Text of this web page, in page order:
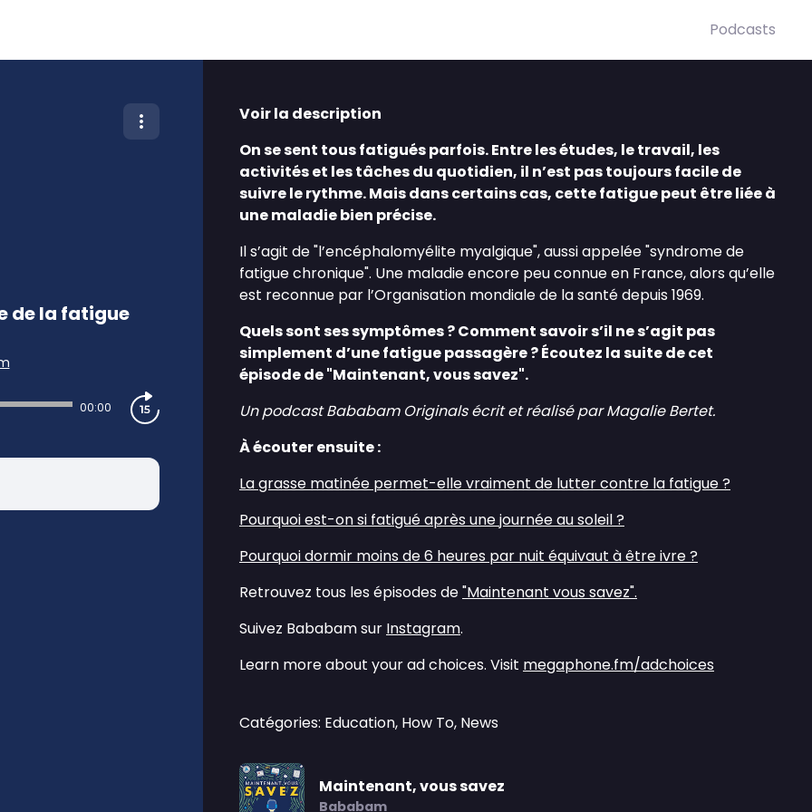
Podcasts
de la fatigue
00:00
Voir la description
On se sent tous fatigués parfois. Entre les études, le travail, les
activités et les tâches du quotidien, il n’est pas toujours facile de
suivre le rythme. Mais dans certains cas, cette fatigue peut être liée à
une maladie bien précise.
Il s’agit de "l’encéphalomyélite myalgique", aussi appelée "syndrome de
fatigue chronique". Une maladie encore peu connue en France, alors qu’elle
est reconnue par l’Organisation mondiale de la santé depuis 1969.
Quels sont ses symptômes ? Comment savoir s’il ne s’agit pas
simplement d’une fatigue passagère ? Écoutez la suite de cet
épisode de "Maintenant, vous savez".
Un podcast Bababam Originals écrit et réalisé par Magalie Bertet.
À écouter ensuite :
La grasse matinée permet-elle vraiment de lutter contre la fatigue ?
Pourquoi est-on si fatigué après une journée au soleil ?
Pourquoi dormir moins de 6 heures par nuit équivaut à être ivre ?
Retrouvez tous les épisodes de"Maintenant vous savez".
Suivez Bababam sur Instagram.
Learn more about your ad choices. Visit megaphone.fm/adchoices
Catégories: Education, How To, News
Maintenant, vous savez
Bababam